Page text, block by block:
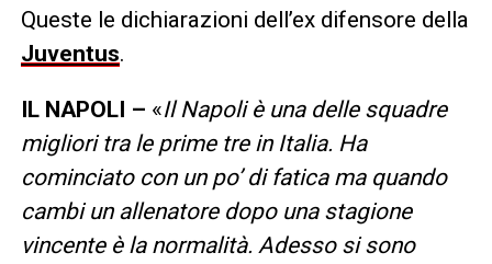
Queste le dichiarazioni dell’ex difensore della
Juventus.
IL NAPOLI – «Il Napoli è una delle squadre
migliori tra le prime tre in Italia. Ha
cominciato con un po’ di fatica ma quando
cambi un allenatore dopo una stagione
vincente è la normalità. Adesso si sono